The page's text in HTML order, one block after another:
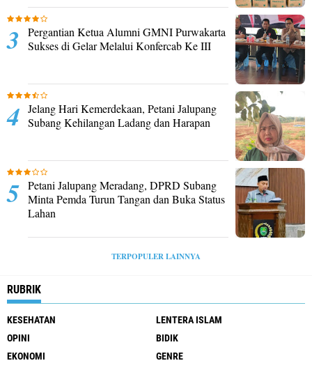
Pergantian Ketua Alumni GMNI Purwakarta
Sukses di Gelar Melalui Konfercab Ke III
Jelang Hari Kemerdekaan, Petani Jalupang
Subang Kehilangan Ladang dan Harapan
Petani Jalupang Meradang, DPRD Subang
Minta Pemda Turun Tangan dan Buka Status
Lahan
TERPOPULER LAINNYA
RUBRIK
KESEHATAN
LENTERA ISLAM
OPINI
BIDIK
EKONOMI
GENRE